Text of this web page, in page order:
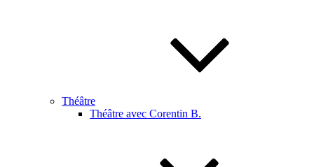
Théâtre
Théâtre avec Corentin B.